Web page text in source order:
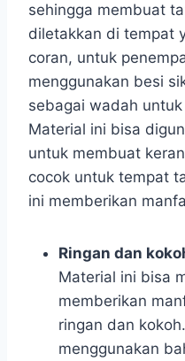
sehingga membuat
diletakkan di tempat
coran, untuk
menggunakan besi
sebagai wadah
Material ini bisa
untuk membuat
cocok untuk tempat
ini memberikan
Ringan dan
Material ini bisa
memberikan
ringan dan
menggunakan